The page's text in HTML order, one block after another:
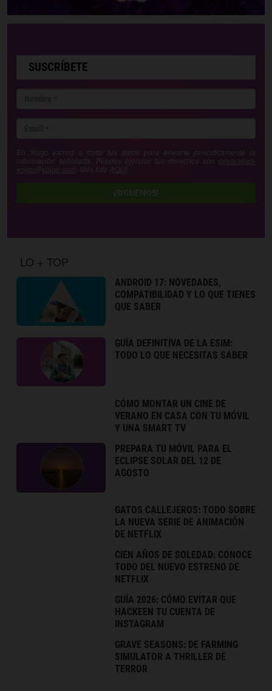
SUSCRÍBETE
En Yoigo vamos a tratar tus datos para enviarte periódicamente la
información solicitada. Puedes ejercitar tus derechos con privacidad-
yoigo@yoigo.com . Más Info AQUÍ
¡SÍGUENOS!
LO + TOP
ANDROID 17: NOVEDADES,
COMPATIBILIDAD Y LO QUE TIENES
QUE SABER
GUÍA DEFINITIVA DE LA ESIM:
TODO LO QUE NECESITAS SABER
CÓMO MONTAR UN CINE DE
VERANO EN CASA CON TU MÓVIL
Y UNA SMART TV
PREPARA TU MÓVIL PARA EL
ECLIPSE SOLAR DEL 12 DE
AGOSTO
GATOS CALLEJEROS: TODO SOBRE
LA NUEVA SERIE DE ANIMACIÓN
DE NETFLIX
CIEN AÑOS DE SOLEDAD: CONOCE
TODO DEL NUEVO ESTRENO DE
NETFLIX
GUÍA 2026: CÓMO EVITAR QUE
HACKEEN TU CUENTA DE
INSTAGRAM
GRAVE SEASONS: DE FARMING
SIMULATOR A THRILLER DE
TERROR